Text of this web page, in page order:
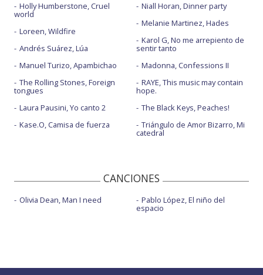
Holly Humberstone, Cruel
world
Loreen, Wildfire
Andrés Suárez, Lúa
Manuel Turizo, Apambichao
The Rolling Stones, Foreign
tongues
Laura Pausini, Yo canto 2
Kase.O, Camisa de fuerza
Niall Horan, Dinner party
Melanie Martinez, Hades
Karol G, No me arrepiento de
sentir tanto
Madonna, Confessions II
RAYE, This music may contain
hope.
The Black Keys, Peaches!
Triángulo de Amor Bizarro, Mi
catedral
CANCIONES
Olivia Dean, Man I need Pablo López, El niño del
espacio